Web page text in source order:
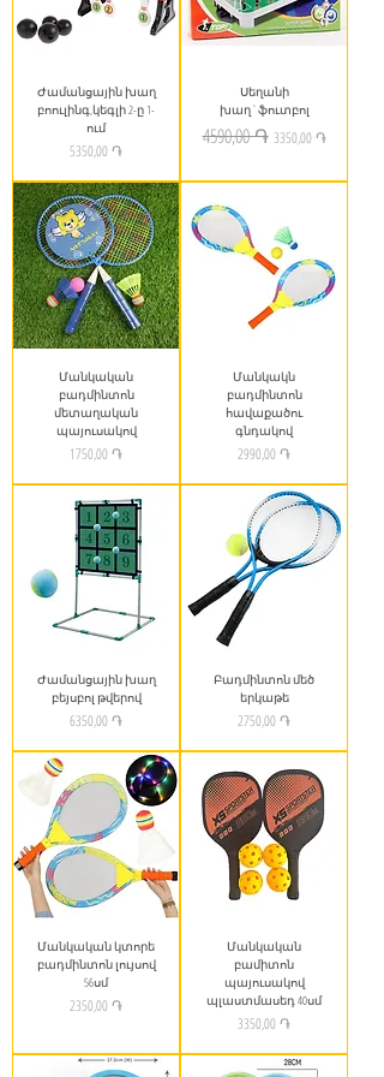
Ժամանցային խաղ
բոուլինգ,կեգլի 2-ը 1-
ում
Price
5350,00 ֏
Սեղանի
խաղ`ֆուտբոլ
Regular Price
4590,00 ֏ Sale Price
3350,00 ֏
Մանկական
բադմինտոն
մետաղական
պայուսակով
Price
1750,00 ֏
Մանկակն
բադմինտոն
հավաքածու
գնդակով
Price
2990,00 ֏
Ժամանցային խաղ
բեյսբոլ թվերով
Price
6350,00 ֏
Բադմինտոն մեծ
երկաթե
Price
2750,00 ֏
Մանկական կտորե
բադմինտոն լույսով
56սմ
Price
2350,00 ֏
Մանկական
բամիտոն
պայուսակով
պլաստմասեդ 40սմ
Price
3350,00 ֏